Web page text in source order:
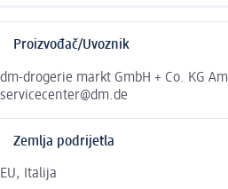
Proizvođač/Uvoznik
dm-drogerie markt GmbH + Co. KG
servicecenter@dm.de
Zemlja podrijetla
EU, Italija